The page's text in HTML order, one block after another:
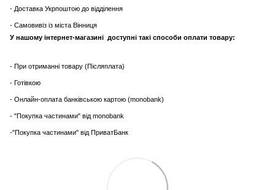
- Доставка Укрпоштою до відділення
- Самовивіз із міста Вінниця
У нашому інтернет-магазині доступні такі способи оплати товару:
- При отриманні товару (Післяплата)
- Готівкою
- Онлайн-оплата банківською картою (monobank)
- "Покупка частинами" від monobank
-"Покупка частинами" від ПриватБанк